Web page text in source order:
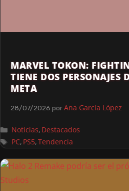
MARVEL TOKON:
TIENE DOS PERSONAJES
META
28/07/2026 porAna García López
Noticias, Destacados
PC, PS5,Tendencia